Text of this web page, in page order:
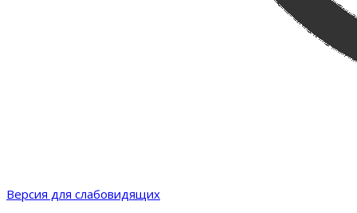
Версия для слабовидящих